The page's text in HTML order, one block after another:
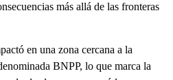
más allá de las fronteras
en una zona cercana a la
BNPP, lo que marca la